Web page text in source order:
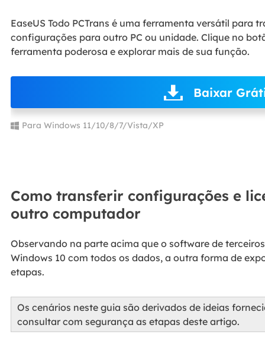
EaseUS Todo PCTrans é uma ferramenta versátil para
configurações para outro PC ou unidade. Clique no
ferramenta poderosa e explorar mais de sua função.
Baixar
Para Windows 11/10/8/7/Vista/XP
Como transferir configurações e
outro computador
Observando na parte acima que o software de
Windows 10 com todos os dados, a outra forma de
etapas.
Os cenários neste guia são derivados de ideias
consultar com segurança as etapas deste artigo.